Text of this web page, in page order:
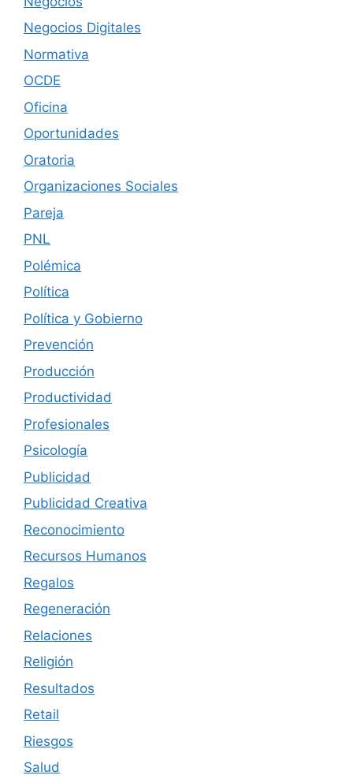
Negocios Digitales
Normativa
OCDE
Oficina
Oportunidades
Oratoria
Organizaciones Sociales
Pareja
PNL
Polémica
Política
Política y Gobierno
Prevención
Producción
Productividad
Profesionales
Psicología
Publicidad
Publicidad Creativa
Reconocimiento
Recursos Humanos
Regalos
Regeneración
Relaciones
Religión
Resultados
Retail
Riesgos
Salud